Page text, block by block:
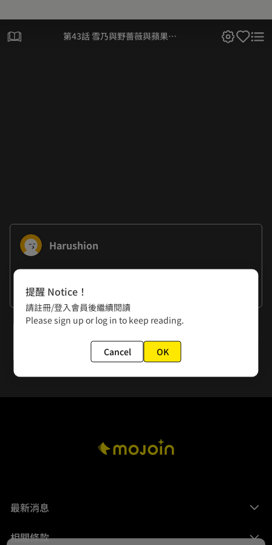
第43話 雪乃與野薔薇與蘋果糖
Harushion
謝謝大家
下一話
第44話 補償我們在學校見不到面的時間
最新消息
相關條款
提醒 Notice！
請註冊/登入會員後繼續閱讀
Please sign up or log in to keep reading.
Cancel OK